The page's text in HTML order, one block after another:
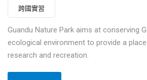
跨國實習
Guandu Nature Park aims at conserving
ecological environment to provide a
research and recreation.